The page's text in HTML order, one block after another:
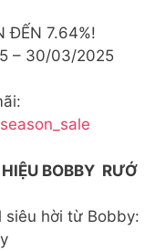
ĐẾN 7.64%!
– 30/03/2025
BOBBY RƯỚ
siêu hời từ Bobby: